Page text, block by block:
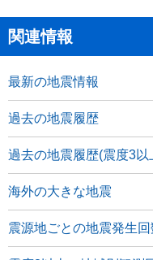
関連情報
最新の地震情報
過去の地震履歴
過去の地震履歴(震度3以
海外の大きな地震
震源地ごとの地震発生回